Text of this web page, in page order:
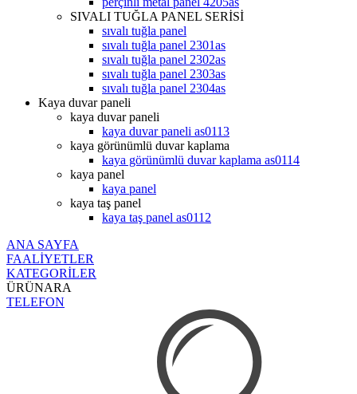
SIVALI TUĞLA PANEL SERİSİ
sıvalı tuğla panel
sıvalı tuğla panel 2301as
sıvalı tuğla panel 2302as
sıvalı tuğla panel 2303as
sıvalı tuğla panel 2304as
Kaya duvar paneli
kaya duvar paneli
kaya duvar paneli as0113
kaya görünümlü duvar kaplama
kaya görünümlü duvar kaplama as0114
kaya panel
kaya panel
kaya taş panel
kaya taş panel as0112
ANA SAYFA
FAALİYETLER
KATEGORİLER
ÜRÜNARA
TELEFON